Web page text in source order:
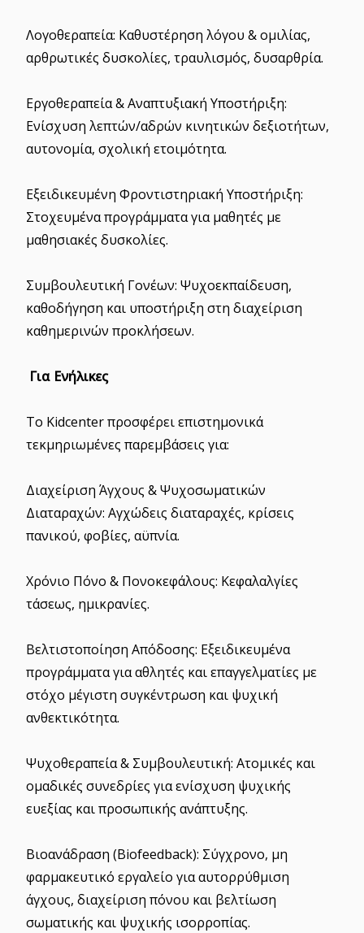
Λογοθεραπεία: Καθυστέρηση λόγου & ομιλίας,
αρθρωτικές δυσκολίες, τραυλισμός, δυσαρθρία.
Εργοθεραπεία & Αναπτυξιακή Υποστήριξη:
Ενίσχυση λεπτών/αδρών κινητικών δεξιοτήτων,
αυτονομία, σχολική ετοιμότητα.
Εξειδικευμένη Φροντιστηριακή Υποστήριξη:
Στοχευμένα προγράμματα για μαθητές με
μαθησιακές δυσκολίες.
Συμβουλευτική Γονέων: Ψυχοεκπαίδευση,
καθοδήγηση και υποστήριξη στη διαχείριση
καθημερινών προκλήσεων.
Για Ενήλικες
Το Kidcenter προσφέρει επιστημονικά
τεκμηριωμένες παρεμβάσεις για:
Διαχείριση Άγχους & Ψυχοσωματικών
Διαταραχών: Αγχώδεις διαταραχές, κρίσεις
πανικού, φοβίες, αϋπνία.
Χρόνιο Πόνο & Πονοκεφάλους: Κεφαλαλγίες
τάσεως, ημικρανίες.
Βελτιστοποίηση Απόδοσης: Εξειδικευμένα
προγράμματα για αθλητές και επαγγελματίες με
στόχο μέγιστη συγκέντρωση και ψυχική
ανθεκτικότητα.
Ψυχοθεραπεία & Συμβουλευτική: Ατομικές και
ομαδικές συνεδρίες για ενίσχυση ψυχικής
ευεξίας και προσωπικής ανάπτυξης.
Βιοανάδραση (Biofeedback): Σύγχρονο, μη
φαρμακευτικό εργαλείο για αυτορρύθμιση
άγχους, διαχείριση πόνου και βελτίωση
σωματικής και ψυχικής ισορροπίας.